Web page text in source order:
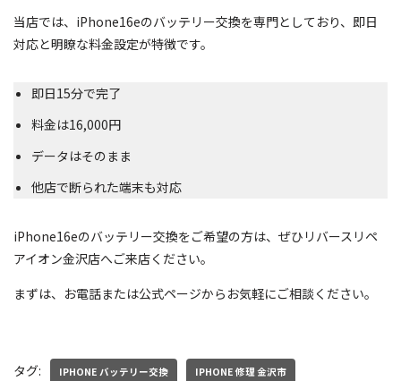
当店では、iPhone16eのバッテリー交換を専門としており、即日
対応と明瞭な料金設定が特徴です。
即日15分で完了
料金は16,000円
データはそのまま
他店で断られた端末も対応
iPhone16eのバッテリー交換をご希望の方は、ぜひリバースリペ
アイオン金沢店へご来店ください。
まずは、お電話または公式ページからお気軽にご相談ください。
タグ: IPHONE バッテリー交換 IPHONE 修理 金沢市